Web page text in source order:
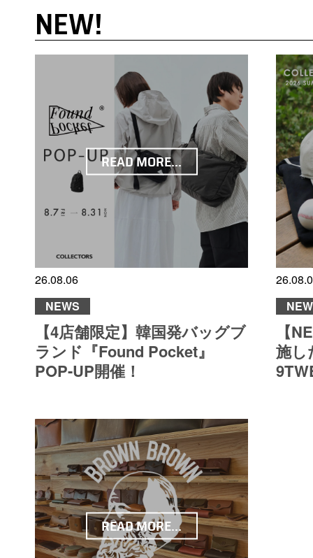
NEW!
READ MORE...
26.08.06
NEWS
【4店舗限定】韓国発バッグブ
ランド『Found Pocket』
POP-UP開催！
【
施し
READ MORE...